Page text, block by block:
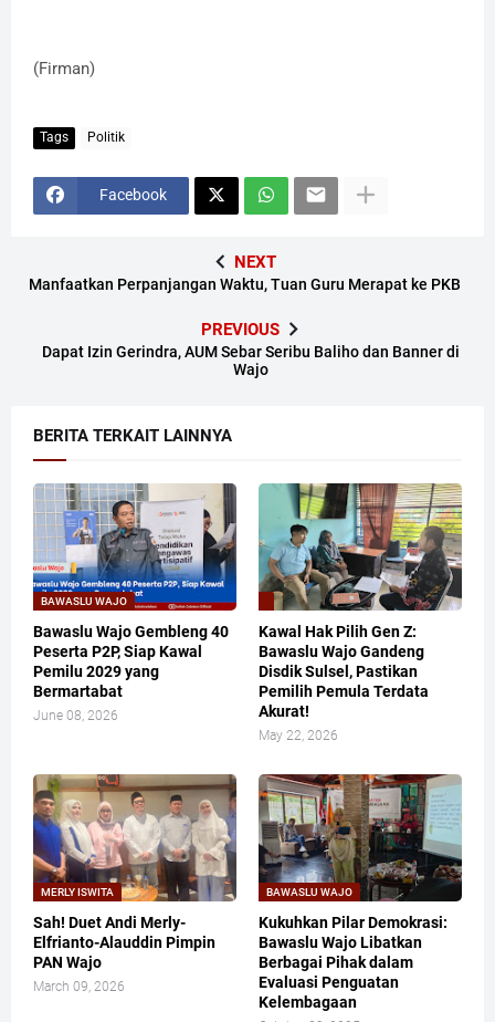
(Firman)
Tags Politik
Facebook
NEXT
Manfaatkan Perpanjangan Waktu, Tuan Guru Merapat ke PKB
PREVIOUS
Dapat Izin Gerindra, AUM Sebar Seribu Baliho dan Banner di
Wajo
BERITA TERKAIT LAINNYA
BAWASLU WAJO
Bawaslu Wajo Gembleng 40
Peserta P2P, Siap Kawal
Pemilu 2029 yang
Bermartabat
June 08, 2026
​Kawal Hak Pilih Gen Z:
Bawaslu Wajo Gandeng
Disdik Sulsel, Pastikan
Pemilih Pemula Terdata
Akurat!
May 22, 2026
MERLY ISWITA
Sah! Duet Andi Merly-
Elfrianto-Alauddin Pimpin
PAN Wajo
March 09, 2026
BAWASLU WAJO
Kukuhkan Pilar Demokrasi:
Bawaslu Wajo Libatkan
Berbagai Pihak dalam
Evaluasi Penguatan
Kelembagaan